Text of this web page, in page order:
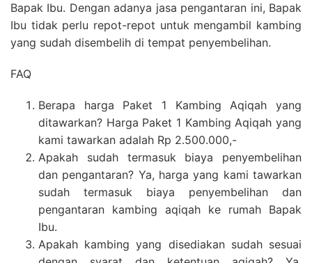
Bapak Ibu. Dengan adanya jasa pengantaran ini, Bapak
Ibu tidak perlu repot-repot untuk mengambil kambing
yang sudah disembelih di tempat penyembelihan.
FAQ
Berapa harga Paket 1 Kambing Aqiqah yang
ditawarkan? Harga Paket 1 Kambing Aqiqah yang
kami tawarkan adalah Rp 2.500.000,-
Apakah sudah termasuk biaya penyembelihan
dan pengantaran? Ya, harga yang kami tawarkan
sudah termasuk biaya penyembelihan dan
pengantaran kambing aqiqah ke rumah Bapak
Ibu.
Apakah kambing yang disediakan sudah sesuai